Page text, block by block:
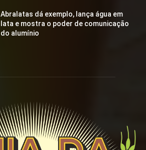
Abralatas dá exemplo, lança água em
lata e mostra o poder de comunicação
do alumínio